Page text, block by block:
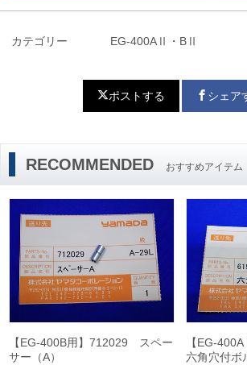
カテゴリー EG-400AⅡ・BⅡ
ポストする シェア
RECOMMENDED おすすめアイテム
【EG-400B用】712029 スペー
サー（A）
【EG-
六角穴付ボ